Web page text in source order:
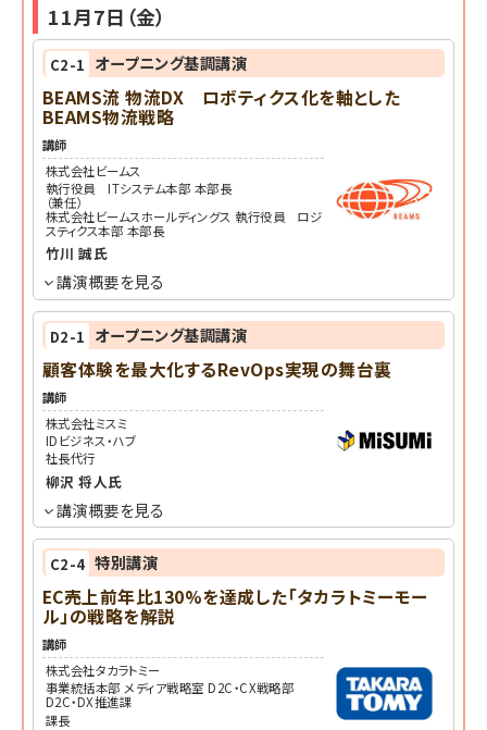
11月7日（金）
C2-1 オープニング基調講演
BEAMS流 物流DX ロボティクス化を軸とした
BEAMS物流戦略
講師
株式会社ビームス
執行役員 ITシステム本部 本部長
（兼任）
株式会社ビームスホールディングス 執行役員 ロジ
スティクス本部 本部長
竹川 誠氏
講演概要を見る
D2-1 オープニング基調講演
顧客体験を最大化するRevOps実現の舞台裏
講師
株式会社ミスミ
IDビジネス・ハブ
社長代行
柳沢 将人 氏
講演概要を見る
C2-4 特別講演
EC売上前年比130%を達成した「タカラトミーモー
ル」の戦略を解説
講師
株式会社タカラトミー
事業統括本部 メディア戦略室 D2C・CX戦略部
D2C・DX推進課
課長